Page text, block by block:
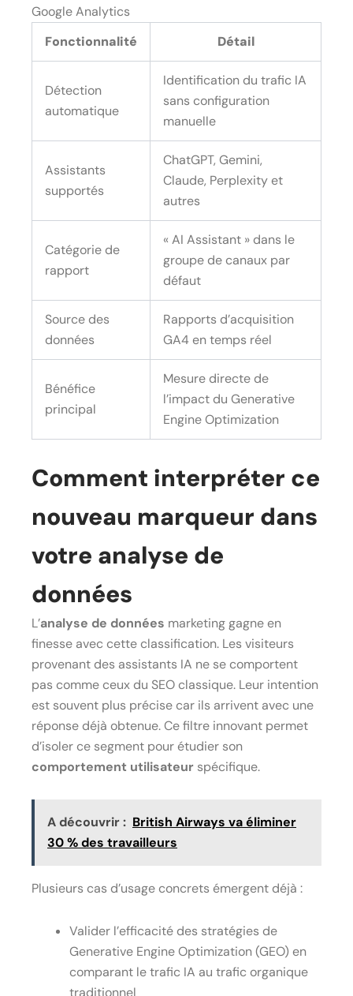
Google Analytics
Fonctionnalité
Détail
Détection
automatique
Identification du trafic IA
sans configuration
manuelle
Assistants
supportés
ChatGPT, Gemini,
Claude, Perplexity et
autres
Catégorie de
rapport
« AI Assistant » dans le
groupe de canaux par
défaut
Source des
données
Rapports d’acquisition
GA4 en temps réel
Bénéfice
principal
Mesure directe de
l’impact du Generative
Engine Optimization
Comment interpréter ce
nouveau marqueur dans
votre analyse de
données
L’analyse de données marketing gagne en
finesse avec cette classification. Les visiteurs
provenant des assistants IA ne se comportent
pas comme ceux du SEO classique. Leur intention
est souvent plus précise car ils arrivent avec une
réponse déjà obtenue. Ce filtre innovant permet
d’isoler ce segment pour étudier son
comportement utilisateur spécifique.
A découvrir : British Airways va éliminer
30 % des travailleurs
Plusieurs cas d’usage concrets émergent déjà :
Valider l’efficacité des stratégies de
Generative Engine Optimization (GEO) en
comparant le trafic IA au trafic organique
traditionnel